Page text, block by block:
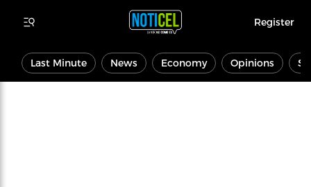
Register
Last Minute News Economy Opinions